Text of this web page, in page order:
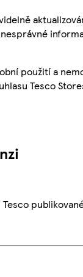
použití a
Tesco